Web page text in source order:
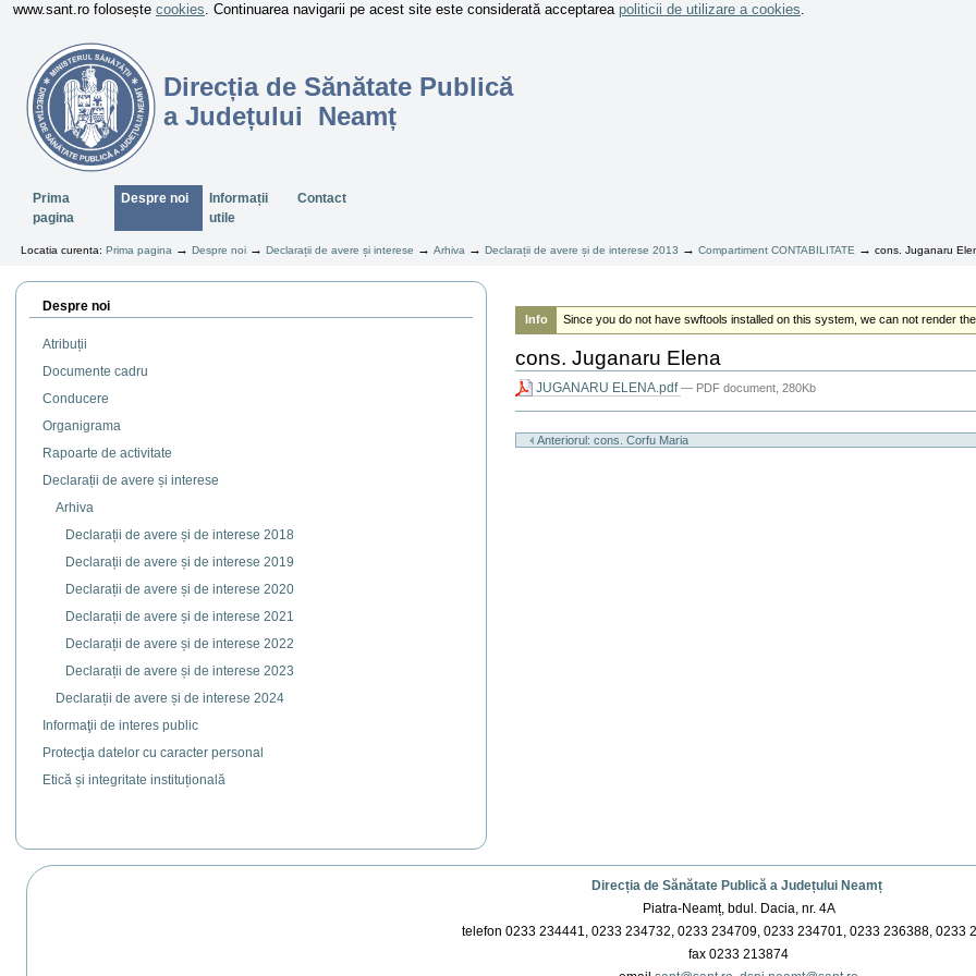
www.sant.ro folosește cookies. Continuarea navigarii pe acest site este considerată acceptarea politicii de utilizare a cookies.
Direcția de Sănătate Publică
a Județului Neamț
SectiuniPrima
pagina
Despre noi
Informații
utile
Contact
Locatia curenta: Prima pagina →Despre noi →Declarații de avere și interese →Arhiva →Declarații de avere și de interese 2013 →Compartiment CONTABILITATE →cons. Juganaru
Despre noi
Atribuții
Documente cadru
Conducere
Organigrama
Rapoarte de activitate
Declarații de avere și interese
Arhiva
Declarații de avere și de interese 2018
Declarații de avere și de interese 2019
Declarații de avere și de interese 2020
Declarații de avere și de interese 2021
Declarații de avere și de interese 2022
Declarații de avere și de interese 2023
Declarații de avere și de interese 2024
Informaţii de interes public
Protecţia datelor cu caracter personal
Etică și integritate instituțională
Info Since you do not have swftools installed on this system, we can not render
cons. Juganaru Elena
JUGANARU ELENA.pdf— PDF document, 280Kb
document
Anteriorul: cons. Corfu Maria
Direcția de Sănătate Publică a Județului Neamț
Piatra-Neamț, bdul. Dacia, nr. 4A
telefon 0233 234441, 0233 234732, 0233 234709, 0233 234701, 0233 236388, 0233
fax 0233 213874